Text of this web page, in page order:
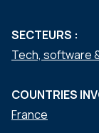
SECTEURS :
Tech, software
COUNTRIES
France